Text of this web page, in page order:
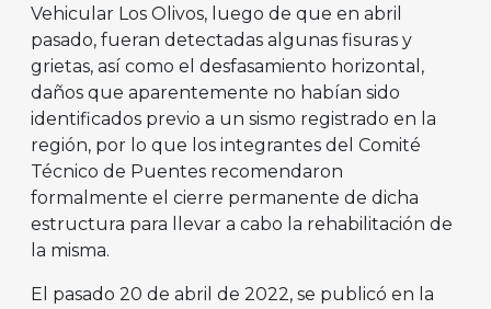
Vehicular Los Olivos, luego de que en abril
pasado, fueran detectadas algunas fisuras y
grietas, así como el desfasamiento horizontal,
daños que aparentemente no habían sido
identificados previo a un sismo registrado en la
región, por lo que los integrantes del Comité
Técnico de Puentes recomendaron
formalmente el cierre permanente de dicha
estructura para llevar a cabo la rehabilitación de
la misma.
El pasado 20 de abril de 2022, se publicó en la